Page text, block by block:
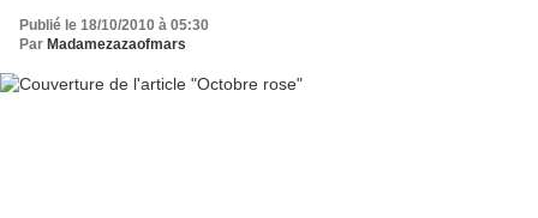
Publié le 18/10/2010 à 05:30
Par Madamezazaofmars